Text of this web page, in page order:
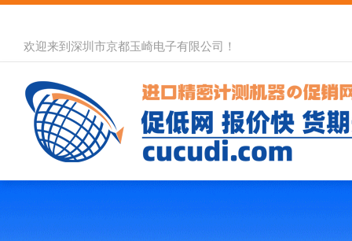
欢迎来到深圳市京都玉崎电子有限公司！